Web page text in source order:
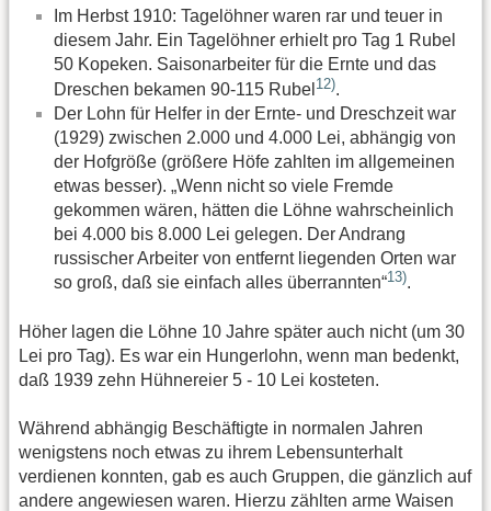
Im Herbst 1910: Tagelöhner waren rar und teuer in
diesem Jahr. Ein Tagelöhner erhielt pro Tag 1 Rubel
50 Kopeken. Saisonarbeiter für die Ernte und das
Dreschen bekamen 90-115 Rubel 12).
Der Lohn für Helfer in der Ernte- und Dreschzeit war
(1929) zwischen 2.000 und 4.000 Lei, abhängig von
der Hofgröße (größere Höfe zahlten im allgemeinen
etwas besser). „Wenn nicht so viele Fremde
gekommen wären, hätten die Löhne wahrscheinlich
bei 4.000 bis 8.000 Lei gelegen. Der Andrang
russischer Arbeiter von entfernt liegenden Orten war
so groß, daß sie einfach alles überrannten“13).
Höher lagen die Löhne 10 Jahre später auch nicht (um 30
Lei pro Tag). Es war ein Hungerlohn, wenn man bedenkt,
daß 1939 zehn Hühnereier 5 - 10 Lei kosteten.
Während abhängig Beschäftigte in normalen Jahren
wenigstens noch etwas zu ihrem Lebensunterhalt
verdienen konnten, gab es auch Gruppen, die gänzlich auf
andere angewiesen waren. Hierzu zählten arme Waisen